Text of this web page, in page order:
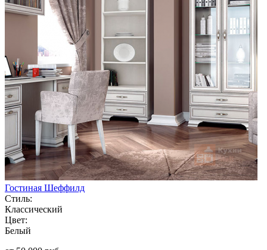
Гостиная Шеффилд
Стиль:
Классический
Цвет:
Белый